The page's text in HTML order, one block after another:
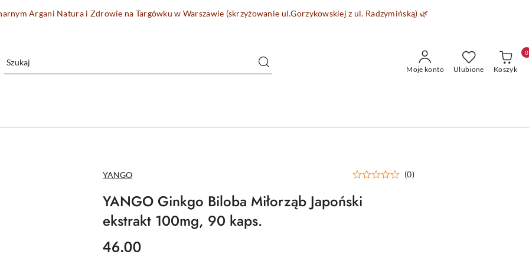
Argani Natura i Zdrowie na Targówku w Warszawie (skrzyżowanie ul.Gorzykowskiej z ul. Radzymińską) 🌿
Moje konto Ulubione Koszyk
0
NAZWA
PRODUCENTA:
YANGO (0)
YANGO Ginkgo Biloba Miłorząb Japoński
ekstrakt 100mg, 90 kaps.
cena:
46.00